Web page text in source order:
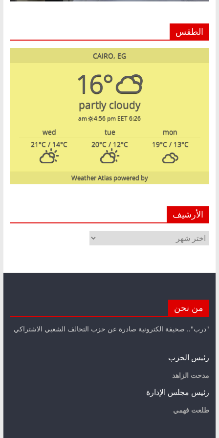
الطقس
CAIRO, EG
16°
partly cloudy
6:26 am
4:56 pm EET
mon
tue
wed
19°C/ 13°C
20°C / 12°C
21°C / 14°C
powered by
Weather Atlas
الأرشيف
الأرشيف
من نحن
"درب".. صحيفة الكترونية صادرة عن حزب التحالف الشعبي الاشتراكي
رئيس الحزب
مدحت الزاهد
رئيس مجلس الإدارة
طلعت فهمي